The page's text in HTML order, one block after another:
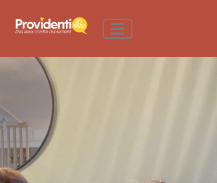
LAMAISON
NANTES